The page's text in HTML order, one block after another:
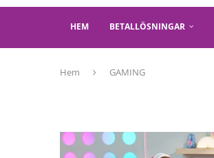
HEM BETALLÖSNINGAR
Hem GAMING